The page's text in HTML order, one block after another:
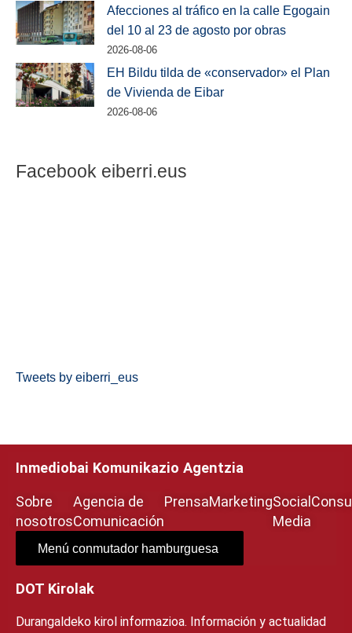
Afecciones al tráfico en la calle Egogain
del 10 al 23 de agosto por obras
2026-08-06
EH Bildu tilda de «conservador» el Plan
de Vivienda de Eibar
2026-08-06
Facebook eiberri.eus
Tweets by eiberri_eus
Inmediobai Komunikazio Agentzia
Sobre
nosotros
Agencia de
Comunicación
PrensaMarketingSocial
Media
Menú conmutador hamburguesa
DOT Kirolak
Durangaldeko kirol informazioa. Información y actualidad